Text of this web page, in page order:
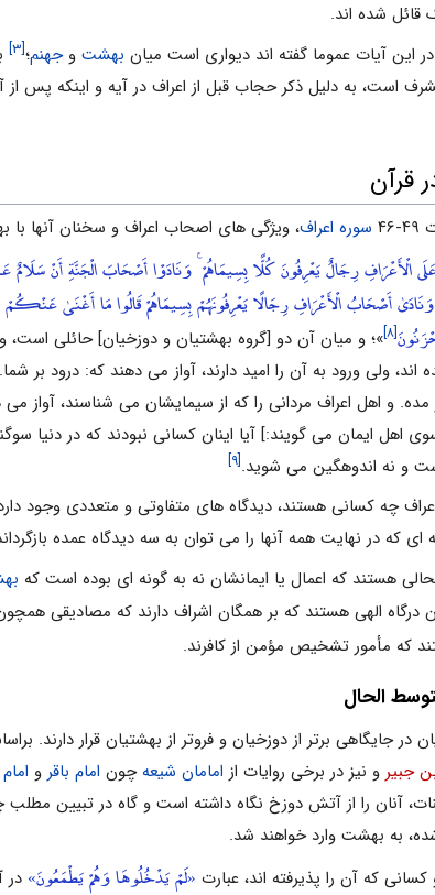
قائل شده اند.
این آیات عموما گفته اند دیواری است میان بهشت وجهنم؛[۳]
است، به دلیل ذکر حجاب قبل از اعراف در آیه و اینکه پس از
قرآن
سوره اعراف، ویژگی های اصحاب اعراف و سخنان آنها
الْأَعْرَافِ رِجَالٌ يَعْرِفُونَ كُلًّا بِسِيمَاهُمْ ۚ وَنَادَوْا أَصْحَابَ الْجَنَّةِ أَنْ
أَصْحَابُ الْأَعْرَافِ رِجَالًا يَعْرِفُونَهُمْ بِسِيمَاهُمْ قَالُوا مَا أَغْنَىٰ
[۸] »؛ و میان آن دو [گروه بهشتیان و دوزخیان‏] حائلى است،
ولى ورود به آن را امید دارند، آواز مى‏ دهند که: درود بر
مده. و اهل اعراف مردانى را که از سیمایشان مى ‏شناسند،
اهل ایمان مى‏ گویند:] آیا اینان کسانى نبودند که در دنیا
و نه اندوهگین مى ‏شوید.[۹]
چه کسانی هستند، دیدگاه های متفاوتی و متعددی وجود
ای که در نهایت همه آنها را می توان به سه دیدگاه عمده
هستند که اعمال یا ایمانشان نه به گونه ای بوده است که
درگاه الهی هستند که بر همگان اشراف دارند که مصادیقی همچون
که مأمور تشخیص مؤمن از کافرند.
الحال
در جایگاهى‌ برتر از دوزخیان‌ و فروتر از بهشتیان‌ قرار
جبیر و نیز در برخى‌ روایات‌ از امامان‌ شیعه‌چون‌ امام‌ باقر و
آنان‌ را از آتش‌ دوزخ‌ نگاه‌ داشته‌ است‌ و گاه‌ در تبیین‌ مطلب‌
به‌ بهشت‌ وارد خواهند شد.
که آن را پذیرفته اند، عبارت «لَمْ يَدْخُلُوهَا وَهُمْ يَطْمَعُونَ»